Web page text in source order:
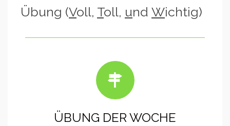
Übung (Voll, Toll, und Wichtig)
ÜBUNG DER WOCHE